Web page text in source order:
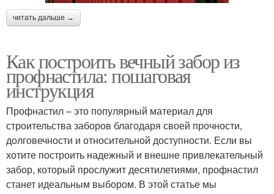
читать дальше →
Как построить вечный забор из
профнастила: пошаговая
инструкция
Профнастил – это популярный материал для
строительства заборов благодаря своей прочности,
долговечности и относительной доступности. Если вы
хотите построить надежный и внешне привлекательный
забор, который прослужит десятилетиями, профнастил
станет идеальным выбором. В этой статье мы